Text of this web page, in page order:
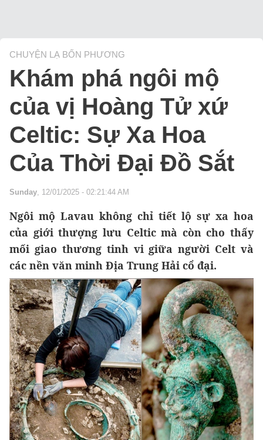
CHUYỆN LẠ BỐN PHƯƠNG
Khám phá ngôi mộ
của vị Hoàng Tử xứ
Celtic: Sự Xa Hoa
Của Thời Đại Đồ Sắt
Sunday, 12/01/2025 - 02:21:44 AM
Ngôi mộ Lavau không chỉ tiết lộ sự xa hoa
của giới thượng lưu Celtic mà còn cho thấy
mối giao thương tinh vi giữa người Celt và
các nền văn minh Địa Trung Hải cổ đại.